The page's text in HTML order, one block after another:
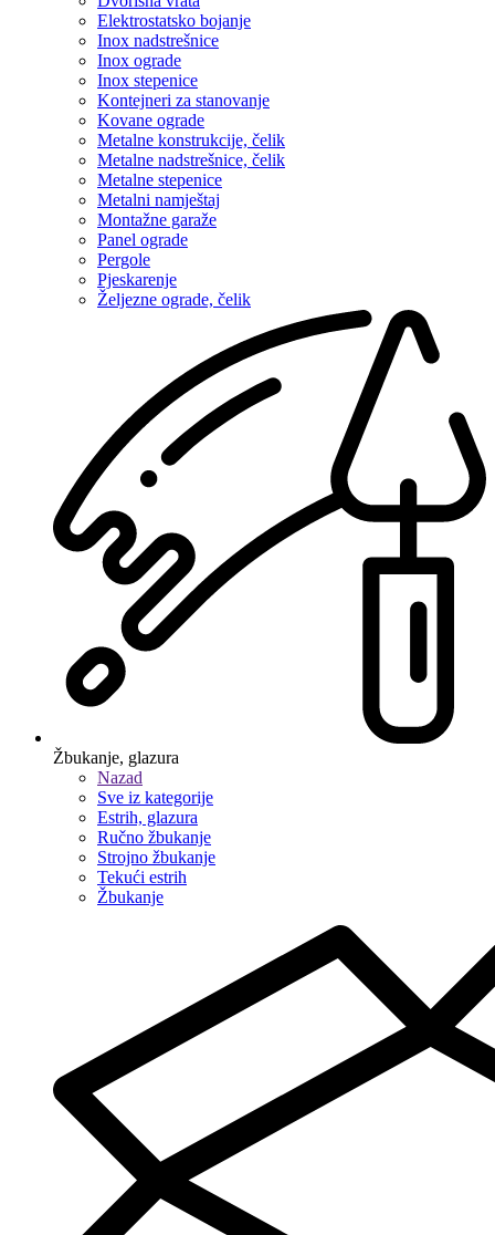
Elektrostatsko bojanje
Inox nadstrešnice
Inox ograde
Inox stepenice
Kontejneri za stanovanje
Kovane ograde
Metalne konstrukcije, čelik
Metalne nadstrešnice, čelik
Metalne stepenice
Metalni namještaj
Montažne garaže
Panel ograde
Pergole
Pjeskarenje
Željezne ograde, čelik
Žbukanje, glazura
Nazad
Sve iz kategorije
Estrih, glazura
Ručno žbukanje
Strojno žbukanje
Tekući estrih
Žbukanje